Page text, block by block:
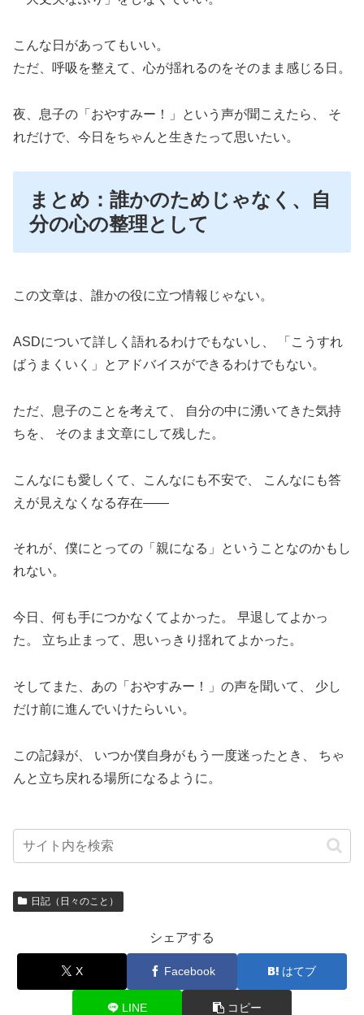
こんな日があってもいい。
ただ、呼吸を整えて、心が揺れるのをそのまま感じる日。
夜、息子の「おやすみー！」という声が聞こえたら、 そ
れだけで、今日をちゃんと生きたって思いたい。
まとめ：誰かのためじゃなく、自
分の心の整理として
この文章は、誰かの役に立つ情報じゃない。
ASDについて詳しく語れるわけでもないし、 「こうすれ
ばうまくいく」とアドバイスができるわけでもない。
ただ、息子のことを考えて、 自分の中に湧いてきた気持
ちを、 そのまま文章にして残した。
こんなにも愛しくて、こんなにも不安で、 こんなにも答
えが見えなくなる存在——
それが、僕にとっての「親になる」ということなのかもし
れない。
今日、何も手につかなくてよかった。 早退してよかっ
た。 立ち止まって、思いっきり揺れてよかった。
そしてまた、あの「おやすみー！」の声を聞いて、 少し
だけ前に進んでいけたらいい。
この記録が、 いつか僕自身がもう一度迷ったとき、 ちゃ
んと立ち戻れる場所になるように。
日記（日々のこと）
シェアする
X Facebook はてブ
LINE コピー